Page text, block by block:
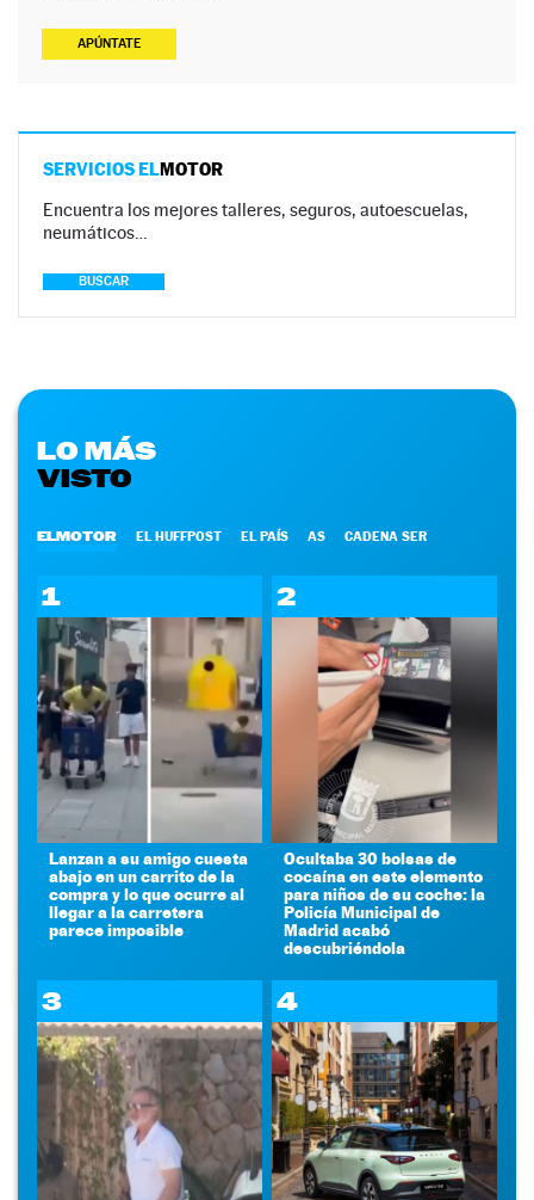
APÚNTATE
SERVICIOS ELMOTOR
Encuentra los mejores talleres, seguros, autoescuelas,
neumáticos…
BUSCAR
LO MÁS
VISTO
ELMOTOR EL HUFFPOST EL PAÍS AS CADENA SER
1
Lanzan a su amigo cuesta
abajo en un carrito de la
compra y lo que ocurre al
llegar a la carretera
parece imposible
2
Ocultaba 30 bolsas de
cocaína en este elemento
para niños de su coche: la
Policía Municipal de
Madrid acabó
descubriéndola
3 4